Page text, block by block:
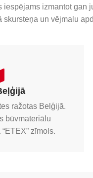
iespējams izmantot gan
skursteņa un vējmalu
ražotas Belģijā.
būvmateriālu
zīmols.